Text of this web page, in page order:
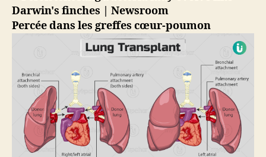
Percée dans les greffes cœur-poumon